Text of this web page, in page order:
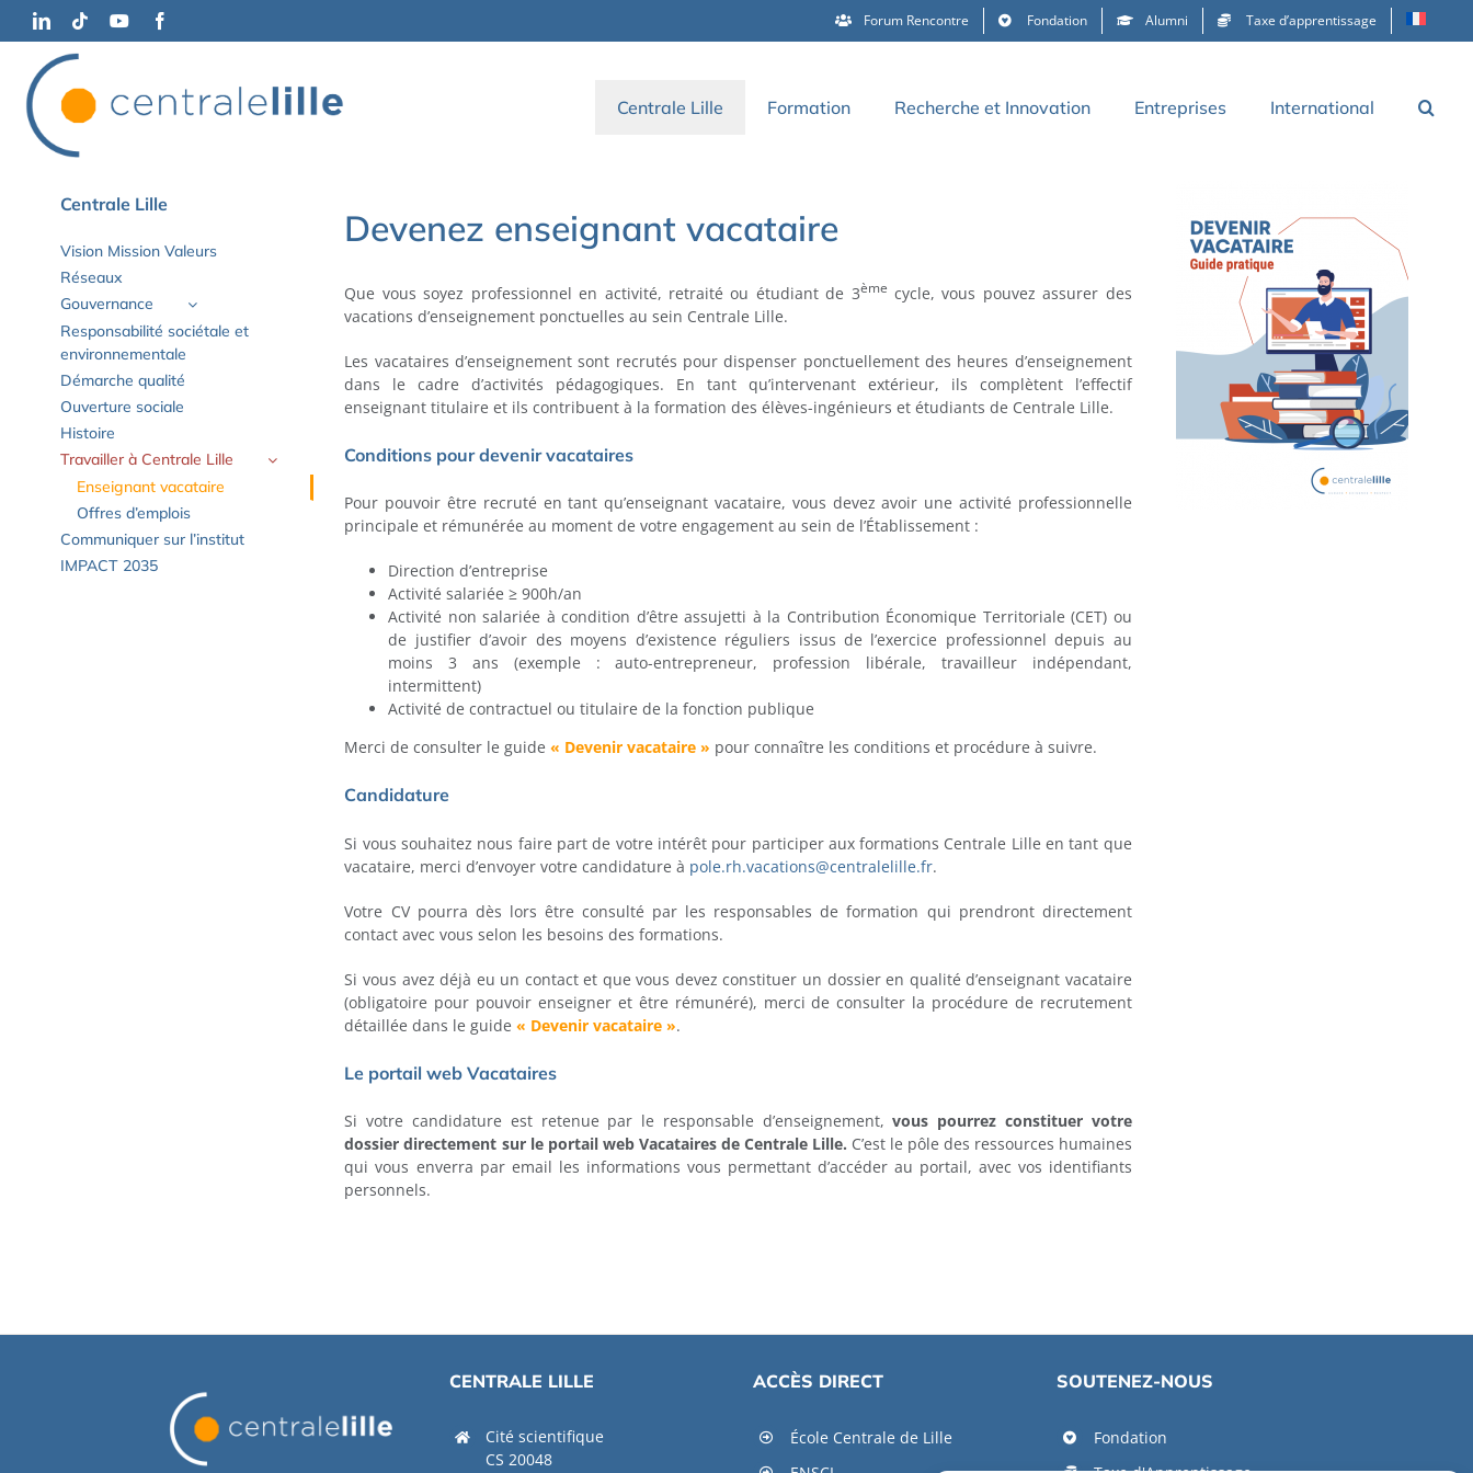
Passer
contenu
LinkedInTiktokYouTube Forum Rencontre Fondation Alumni Taxe d’apprentissage
Centrale Lille Formation Recherche et Innovation Entreprises International
Devenez enseignant vacataire
Que vous soyez professionnel en activité, retraité ou étudiant de 3ème cycle, vous pouvez assurer des
vacations d’enseignement ponctuelles au sein Centrale Lille.
Les vacataires d’enseignement sont recrutés pour dispenser ponctuellement des heures d’enseignement
dans le cadre d’activités pédagogiques. En tant qu’intervenant extérieur, ils complètent l’effectif
enseignant titulaire et ils contribuent à la formation des élèves-ingénieurs et étudiants de Centrale Lille.
Conditions pour devenir vacataires
Pour pouvoir être recruté en tant qu’enseignant vacataire, vous devez avoir une activité professionnelle
principale et rémunérée au moment de votre engagement au sein de l’Établissement :
Direction d’entreprise
Activité salariée ≥ 900h/an
Activité non salariée à condition d’être assujetti à la Contribution Économique Territoriale (CET) ou
de justifier d’avoir des moyens d’existence réguliers issus de l’exercice professionnel depuis au
moins 3 ans (exemple : auto-entrepreneur, profession libérale, travailleur indépendant,
intermittent)
Activité de contractuel ou titulaire de la fonction publique
Merci de consulter le guide « Devenir vacataire » pour connaître les conditions et procédure à suivre.
Candidature
Si vous souhaitez nous faire part de votre intérêt pour participer aux formations Centrale Lille en tant que
vacataire, merci d’envoyer votre candidature à pole.rh.vacations@centralelille.fr.
Votre CV pourra dès lors être consulté par les responsables de formation qui prendront directement
contact avec vous selon les besoins des formations.
Si vous avez déjà eu un contact et que vous devez constituer un dossier en qualité d’enseignant vacataire
(obligatoire pour pouvoir enseigner et être rémunéré), merci de consulter la procédure de recrutement
détaillée dans le guide« Devenir vacataire ».
Le portail web Vacataires
Si votre candidature est retenue par le responsable d’enseignement,vous pourrez constituer votre
dossier directement sur le portail web Vacataires de Centrale Lille. C’est le pôle des ressources humaines
qui vous enverra par email les informations vous permettant d’accéder au portail, avec vos identifiants
personnels.
Centrale Lille
Vision Mission Valeurs
Réseaux
Gouvernance
Responsabilité sociétale et
environnementale
Démarche qualité
Ouverture sociale
Histoire
Travailler à Centrale Lille
Enseignant vacataire
Offres d’emplois
Communiquer sur l’institut
IMPACT 2035
CENTRALE LILLE
Cité scientifique
CS 20048
ACCÈS DIRECT
École Centrale de Lille
SOUTENEZ-NOUS
Fondation